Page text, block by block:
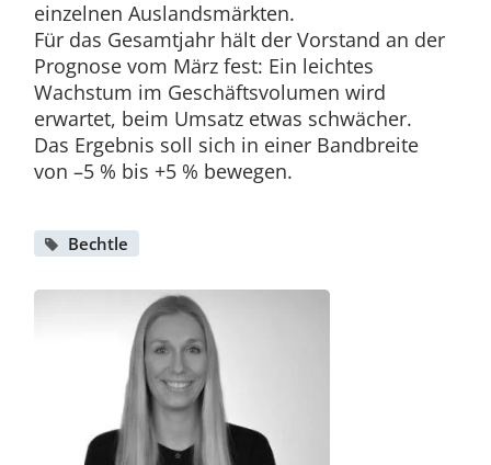
einzelnen Auslandsmärkten.
Für das Gesamtjahr hält der Vorstand an der
Prognose vom März fest: Ein leichtes
Wachstum im Geschäftsvolumen wird
erwartet, beim Umsatz etwas schwächer.
Das Ergebnis soll sich in einer Bandbreite
von –5 % bis +5 % bewegen.
Bechtle